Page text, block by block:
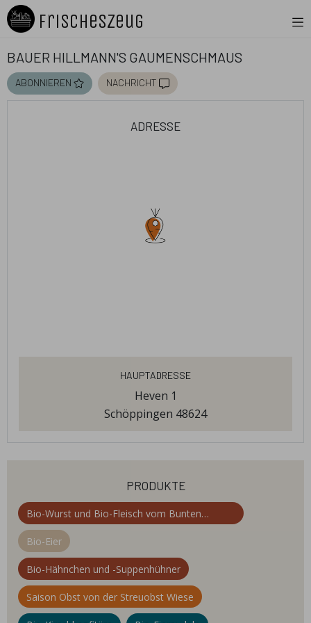
FrischesZeug
Bauer Hillmann's Gaumenschmaus
abonnieren nachricht
adresse
Hauptadresse
Heven 1
Schöppingen 48624
produkte
Bio-Wurst und Bio-Fleisch vom Bunten
Bentheimer Schwein
Bio-Eier
Bio-Hähnchen und -Suppenhühner
Saison Obst von der Streuobst Wiese